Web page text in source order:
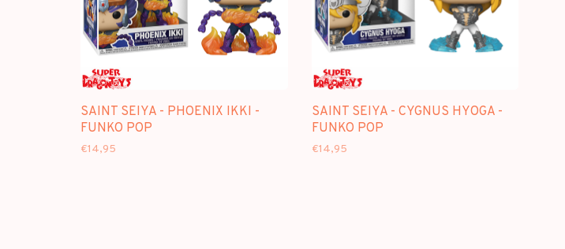
SAINT SEIYA - PHOENIX IKKI -
FUNKO POP
€14,95
SAINT SEIYA - CYGNUS HYOGA -
FUNKO POP
€14,95